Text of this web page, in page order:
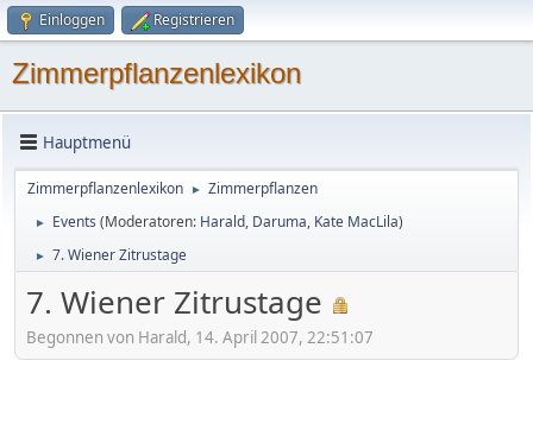
Einloggen Registrieren
Zimmerpflanzenlexikon
Hauptmenü
Zimmerpflanzenlexikon ► Zimmerpflanzen
► Events (Moderatoren: Harald, Daruma, Kate MacLila)
► 7. Wiener Zitrustage
7. Wiener Zitrustage
Begonnen von Harald, 14. April 2007, 22:51:07